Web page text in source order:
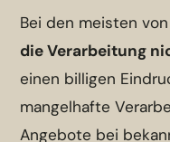
Bei den meisten
die Verarbeitung
einen billigen
mangelhafte
Angebote bei